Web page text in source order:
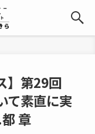
】第29回
て素直に実
章